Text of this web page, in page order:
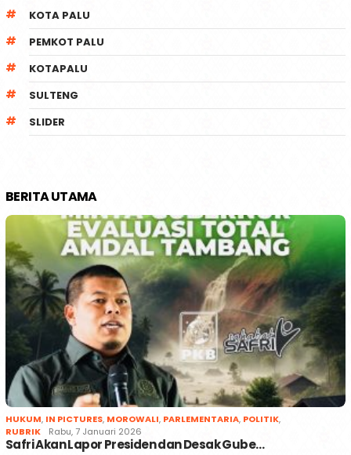
KOTA PALU
PEMKOT PALU
KOTAPALU
SULTENG
SLIDER
BERITA UTAMA
HUKUM, IN PICTURES, MOROWALI, PARLEMENTARIA, POLITIK,
RUBRIK
Rabu, 7 Januari 2026
Safri Akan Lapor Presiden dan Desak Gube…